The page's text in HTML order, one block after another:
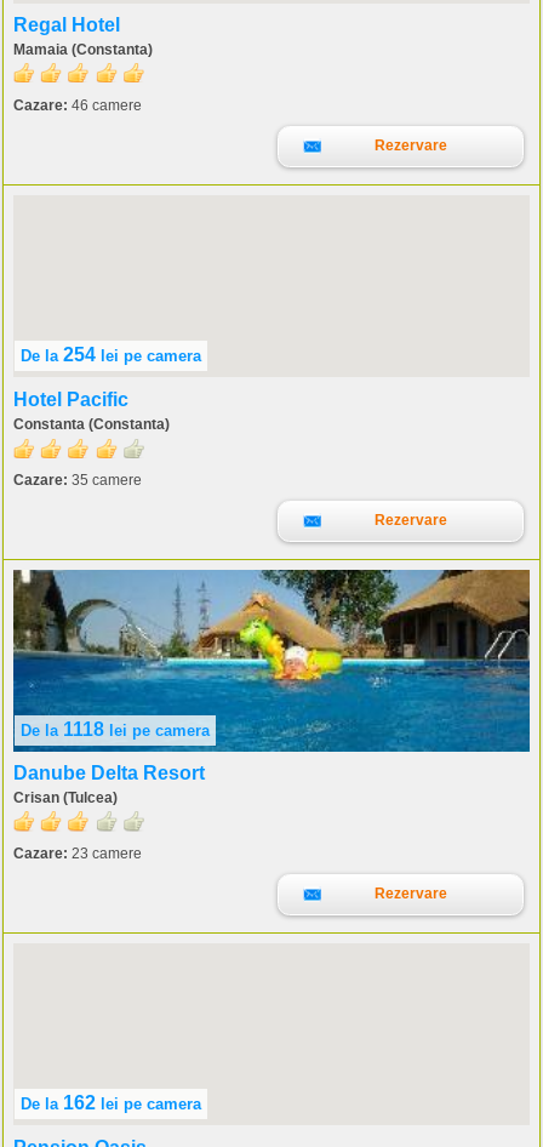
Regal Hotel
Mamaia (Constanta)
Cazare: 46 camere
Rezervare
De la 254 lei pe camera
Hotel Pacific
Constanta (Constanta)
Cazare: 35 camere
Rezervare
De la 1118 lei pe camera
Danube Delta Resort
Crisan (Tulcea)
Cazare: 23 camere
Rezervare
De la 162 lei pe camera